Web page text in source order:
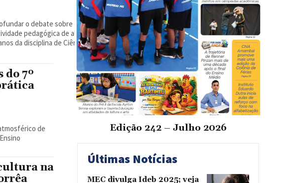
o debate sobre contaminação hídrica edesmatamento ilegal, atuando como juízes,
pedagógica de alto impacto cívico nesta
da disciplina de Ciências. Sob a condução da Professora Lidiane, o
do 7º
de
na
Edição 242 – Julho 2026
Últimas Notícias
MEC divulga Ideb 2025; veja